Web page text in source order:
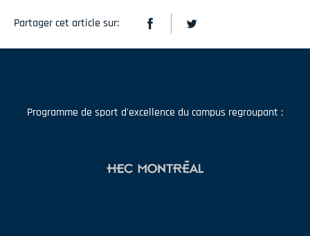
Partager cet article sur:
Programme de sport d'excellence du campus regroupant :